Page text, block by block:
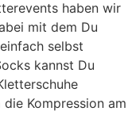
haben wir
mit dem Du
selbst
kannst Du
Kompression am